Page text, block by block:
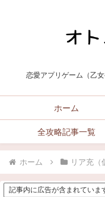
恋愛アプリゲーム（乙
ホーム
全攻略記事一覧
ホーム リア充（
記事内に広告が含まれていま